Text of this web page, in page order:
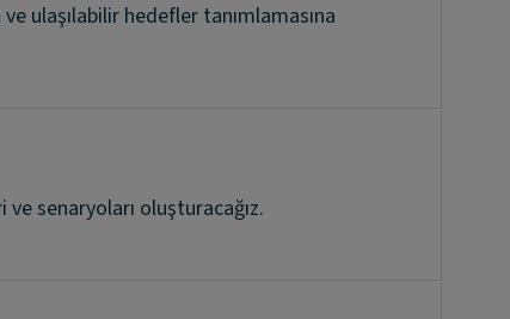
ulaşılabilir hedefler tanımlamasına
senaryoları oluşturacağız.